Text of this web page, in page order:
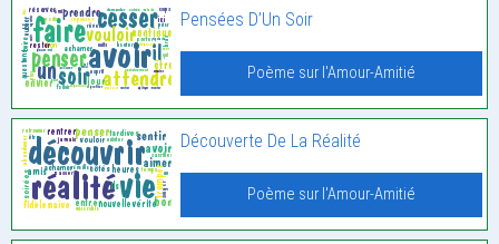
Pensées D’Un Soir
Poème sur l'Amour-Amitié
Découverte De La Réalité
Poème sur l'Amour-Amitié